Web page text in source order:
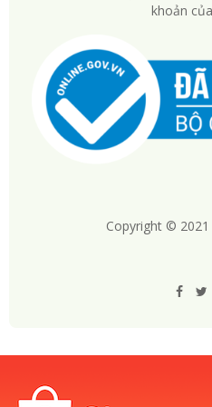
toàn miễn phí khi mua hàng tại
Gọng kính còn là
trang
tầm, trở thành một phụ kiện thời
Các loại gọng kính còn được
Các loại kiểu dáng
trên thị trường
khoản
Copyright © 2021